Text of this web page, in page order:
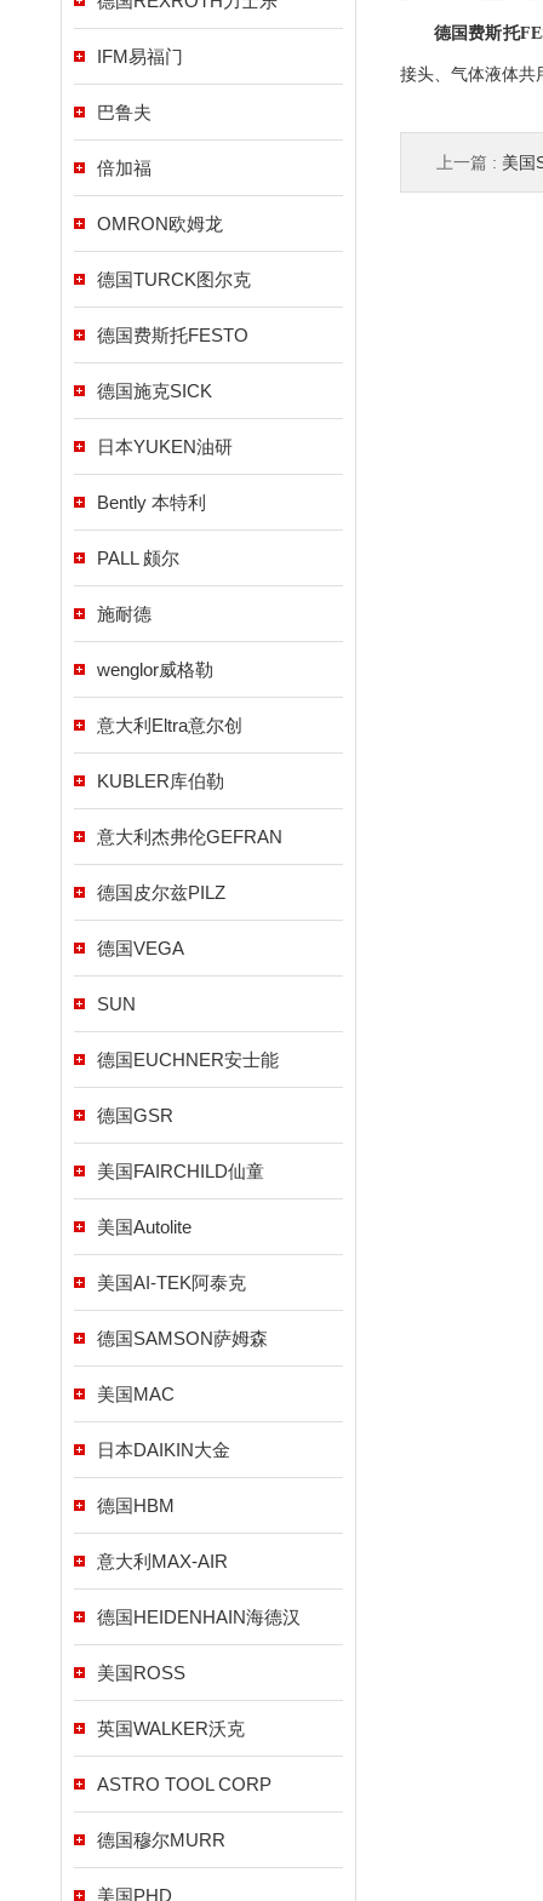
IFM易福门
巴鲁夫
倍加福
OMRON欧姆龙
德国TURCK图尔克
德国费斯托FESTO
德国施克SICK
日本YUKEN油研
Bently 本特利
PALL 颇尔
施耐德
wenglor威格勒
意大利Eltra意尔创
KUBLER库伯勒
意大利杰弗伦GEFRAN
德国皮尔兹PILZ
德国VEGA
SUN
德国EUCHNER安士能
德国GSR
美国FAIRCHILD仙童
美国Autolite
美国AI-TEK阿泰克
德国SAMSON萨姆森
美国MAC
日本DAIKIN大金
德国HBM
意大利MAX-AIR
德国HEIDENHAIN海德汉
美国ROSS
英国WALKER沃克
ASTRO TOOL CORP
德国穆尔MURR
美国PHD
德国费斯托
接头、气体液体共
上一篇 : 美国